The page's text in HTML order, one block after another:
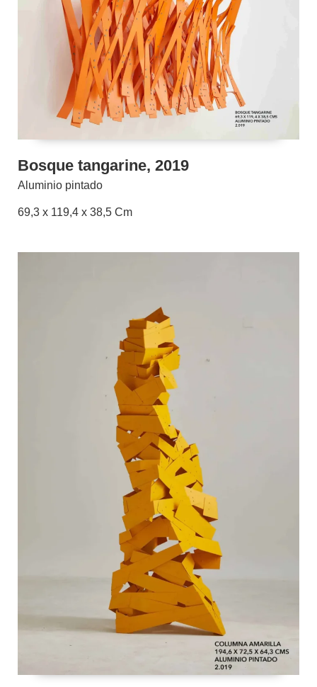
Bosque tangarine, 2019
Aluminio pintado
69,3 x 119,4 x 38,5 Cm